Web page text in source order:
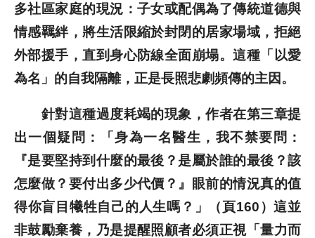
多社區家庭的現況：子女或配偶為了傳統道德與
情感羈絆，將生活限縮於封閉的居家場域，拒絕
外部援手，直到身心防線全面崩塌。這種「以愛
為名」的自我隔離，正是長照悲劇頻傳的主因。
針對這種過度耗竭的現象，作者在第三章提
出一個疑問：「身為一名醫生，我不禁要問：
『是要堅持到什麼的最後？是屬於誰的最後？該
怎麼做？要付出多少代價？』眼前的情況真的值
得你盲目犧牲自己的人生嗎？」（頁160）這並
非鼓勵棄養，乃是提醒照顧者必須正視「量力而